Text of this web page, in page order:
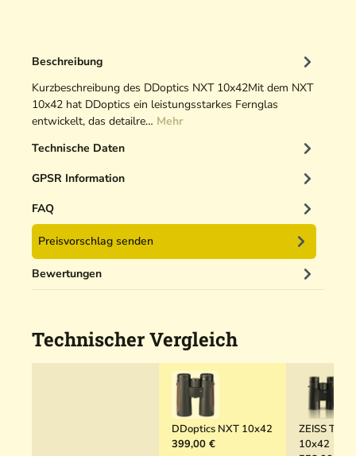
t
i
k
r
i
n
e
r
5
0
Beschreibung
Kurzbeschreibung des DDoptics NXT 10x42Mit dem NXT
10x42 hat DDoptics ein leistungsstarkes Fernglas
entwickelt, das detailre… Mehr
Technische Daten
GPSR Information
FAQ
Preisvorschlag senden
Bewertungen
Technischer Vergleich
DDoptics NXT 10x42
399,00 €
ZEISS
10x42